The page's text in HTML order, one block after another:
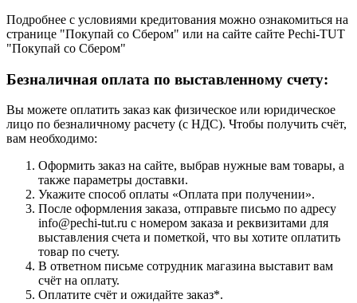
Подробнее с условиями кредитования можно ознакомиться на
странице "Покупай со Сбером" или на сайте сайте Pechi-TUT
"Покупай со Сбером"
Безналичная оплата по выставленному счету:
Вы можете оплатить заказ как физическое или юридическое
лицо по безналичному расчету (с НДС). Чтобы получить счёт,
вам необходимо:
Оформить заказ на сайте, выбрав нужные вам товары, а
также параметры доставки.
Укажите способ оплаты «Оплата при получении».
После оформления заказа, отправьте письмо по адресу
info@pechi-tut.ru с номером заказа и реквизитами для
выставления счета и пометкой, что вы хотите оплатить
товар по счету.
В ответном письме сотрудник магазина выставит вам
счёт на оплату.
Оплатите счёт и ожидайте заказ*.